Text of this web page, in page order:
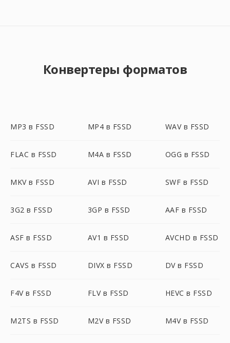
Конвертеры форматов
MP3 в FSSD MP4 в FSSD WAV в FSSD
FLAC в FSSD M4A в FSSD OGG в FSSD
MKV в FSSD AVI в FSSD SWF в FSSD
3G2 в FSSD 3GP в FSSD AAF в FSSD
ASF в FSSD AV1 в FSSD AVCHD в FSSD
CAVS в FSSD DIVX в FSSD DV в FSSD
F4V в FSSD FLV в FSSD HEVC в FSSD
M2TS в FSSD M2V в FSSD M4V в FSSD